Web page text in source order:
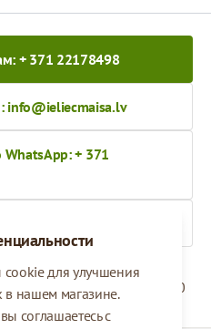
для улучшения
нашем магазине.
соглашаетесь с
+ 371 22178498
info@ieliecmaisa.lv
WhatsApp: + 371
09:00 - 17:00